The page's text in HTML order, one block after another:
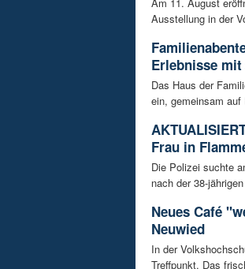
Ausstellung in der
Erlebnisse
Das Haus der
ein, gemeinsam
Frau in
Die Polizei suchte
nach der 38-
Neues Café
Neuwied
In der
Treffpunkt. Das